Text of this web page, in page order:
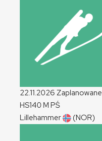
22.11.2026 Zaplanowane
HS140 M PŚ
Lillehammer
(NOR)